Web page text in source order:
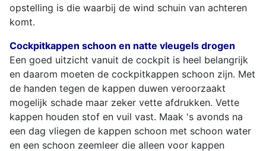
opstelling is die waarbij de wind schuin van achteren
komt.
Cockpitkappen schoon en natte vleugels drogen
Een goed uitzicht vanuit de cockpit is heel belangrijk
en daarom moeten de cockpitkappen schoon zijn. Met
de handen tegen de kappen duwen veroorzaakt
mogelijk schade maar zeker vette afdrukken. Vette
kappen houden stof en vuil vast. Maak 's avonds na
een dag vliegen de kappen schoon met schoon water
en een schoon zeemleer die alleen voor kappen